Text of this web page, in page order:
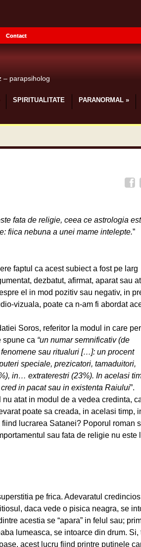
Contact
– parapsiholog
SPIRITUALITATE PARANORMAL»
fata de religie, ceea ce astrologia
fiica nebuna a unei mame intelepte.”
faptul ca acest subiect a fost pe larg
dezbatut, afirmat, aparat sau
el in mod pozitiv sau negativ, in
vizuala, poate ca n-am fi abordat
Soros, referitor la modul in care
spune ca “un numar semnificativ (de
sau ritualuri […]: un procent
speciale, prezicatori, tamaduitori,
in… extraterestri (23%). In acelasi
in pacat sau in existenta Raiului”.
atat in modul de a vedea credinta,
poate sa creada, in acelasi timp,
lucrarea Satanei? Poporul roman
sau fata de religie nu este
pe frica. Adevaratul
daca vede o pisica neagra, se
acestia se “apara” in felul sau;
lumeasca, se intoarce din drum. Si,
acest lucru fiind printre putinele